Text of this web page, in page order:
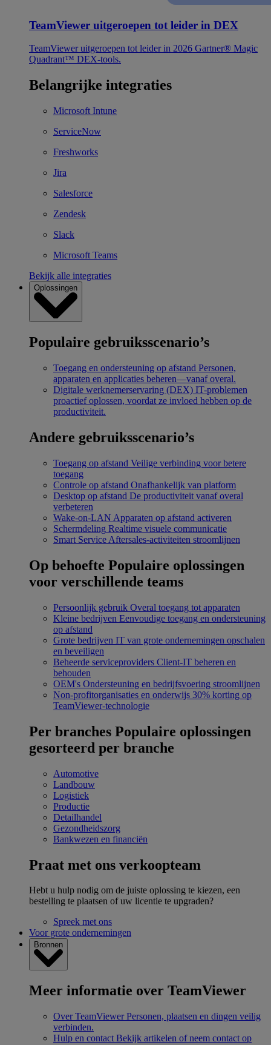
TeamViewer uitgeroepen tot leider in DEX
TeamViewer uitgeroepen tot leider in 2026 Gartner® Magic
Quadrant™ DEX-tools.
Belangrijke integraties
Microsoft Intune
ServiceNow
Freshworks
Jira
Salesforce
Zendesk
Slack
Microsoft Teams
Bekijk alle integraties
Oplossingen
Populaire gebruiksscenario’s
Toegang en ondersteuning op afstand Personen,
apparaten en applicaties beheren—vanaf overal.
Digitale werknemerservaring (DEX) IT-problemen
proactief oplossen, voordat ze invloed hebben op de
productiviteit.
Andere gebruiksscenario’s
Toegang op afstand Veilige verbinding voor betere
toegang
Controle op afstand Onafhankelijk van platform
Desktop op afstand De productiviteit vanaf overal
verbeteren
Wake-on-LAN Apparaten op afstand activeren
Schermdeling Realtime visuele communicatie
Smart Service Aftersales-activiteiten stroomlijnen
Op behoefte Populaire oplossingen
voor verschillende teams
Persoonlijk gebruik Overal toegang tot apparaten
Kleine bedrijven Eenvoudige toegang en ondersteuning
op afstand
Grote bedrijven IT van grote ondernemingen opschalen
en beveiligen
Beheerde serviceproviders Client-IT beheren en
behouden
OEM's Ondersteuning en bedrijfsvoering stroomlijnen
Non-profitorganisaties en onderwijs 30% korting op
TeamViewer-technologie
Per branches Populaire oplossingen
gesorteerd per branche
Automotive
Landbouw
Logistiek
Productie
Detailhandel
Gezondheidszorg
Bankwezen en financiën
Praat met ons verkoopteam
Hebt u hulp nodig om de juiste oplossing te kiezen, een
bestelling te plaatsen of uw licentie te upgraden?
Spreek met ons
Voor grote ondernemingen
Bronnen
Meer informatie over TeamViewer
Over TeamViewer Personen, plaatsen en dingen veilig
verbinden.
Hulp en contact Bekijk artikelen of neem contact op